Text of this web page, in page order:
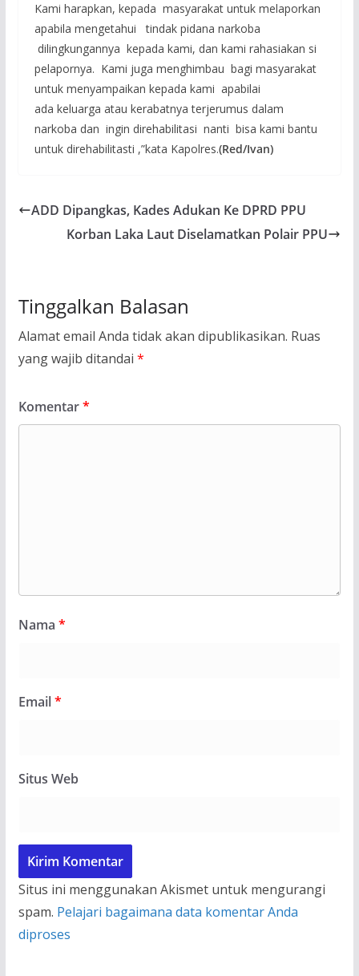
Kami harapkan, kepada masyarakat untuk melaporkan
apabila mengetahui tindak pidana narkoba
dilingkungannya kepada kami, dan kami rahasiakan si
pelapornya. Kami juga menghimbau bagi masyarakat
untuk menyampaikan kepada kami apabilai
ada keluarga atau kerabatnya terjerumus dalam
narkoba dan ingin direhabilitasi nanti bisa kami bantu
untuk direhabilitasti ,”kata Kapolres.(Red/Ivan)
ADD Dipangkas, Kades Adukan Ke DPRD PPU
Korban Laka Laut Diselamatkan Polair PPU
Tinggalkan Balasan
Alamat email Anda tidak akan dipublikasikan. Ruas
yang wajib ditandai *
Komentar*
Nama *
Email*
Situs Web
Situs ini menggunakan Akismet untuk mengurangi
spam. Pelajari bagaimana data komentar Anda
diproses